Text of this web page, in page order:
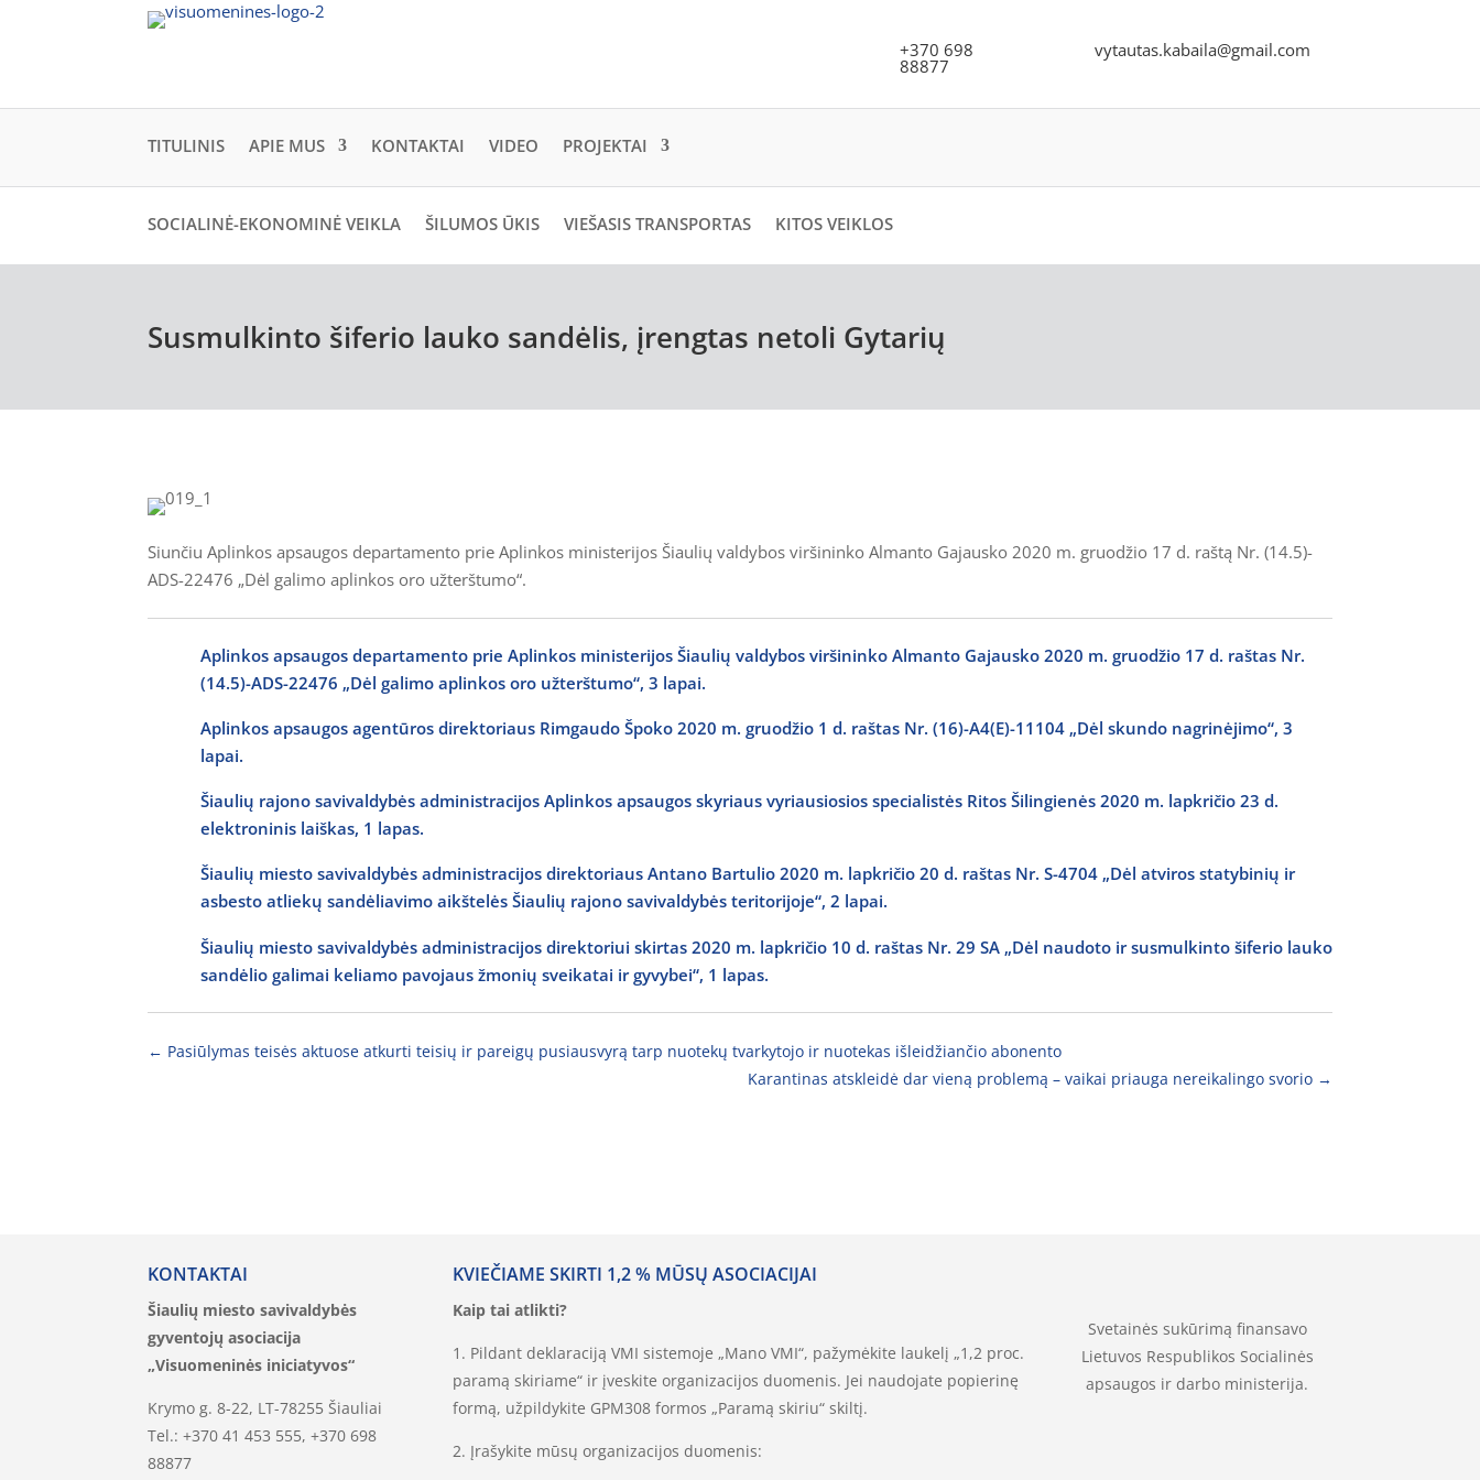
+370 698
88877
vytautas.kabaila@gmail.com
TITULINIS APIE MUS KONTAKTAI VIDEO PROJEKTAI
SOCIALINĖ-EKONOMINĖ VEIKLA ŠILUMOS ŪKIS VIEŠASIS TRANSPORTAS KITOS VEIKLOS
Susmulkinto šiferio lauko sandėlis, įrengtas netoli Gytarių
Siunčiu Aplinkos apsaugos departamento prie Aplinkos ministerijos Šiaulių valdybos viršininko Almanto Gajausko 2020 m. gruodžio 17 d. raštą Nr. (14.5)-
ADS-22476 „Dėl galimo aplinkos oro užterštumo“.
Aplinkos apsaugos departamento prie Aplinkos ministerijos Šiaulių valdybos viršininko Almanto Gajausko 2020 m. gruodžio 17 d. raštas Nr.
(14.5)-ADS-22476 „Dėl galimo aplinkos oro užterštumo“, 3 lapai.
Aplinkos apsaugos agentūros direktoriaus Rimgaudo Špoko 2020 m. gruodžio 1 d. raštas Nr. (16)-A4(E)-11104 „Dėl skundo nagrinėjimo“, 3
lapai.
Šiaulių rajono savivaldybės administracijos Aplinkos apsaugos skyriaus vyriausiosios specialistės Ritos Šilingienės 2020 m. lapkričio 23 d.
elektroninis laiškas, 1 lapas.
Šiaulių miesto savivaldybės administracijos direktoriaus Antano Bartulio 2020 m. lapkričio 20 d. raštas Nr. S-4704 „Dėl atviros statybinių ir
asbesto atliekų sandėliavimo aikštelės Šiaulių rajono savivaldybės teritorijoje“, 2 lapai.
Šiaulių miesto savivaldybės administracijos direktoriui skirtas 2020 m. lapkričio 10 d. raštas Nr. 29 SA „Dėl naudoto ir susmulkinto šiferio lauko
sandėlio galimai keliamo pavojaus žmonių sveikatai ir gyvybei“, 1 lapas.
← Pasiūlymas teisės aktuose atkurti teisių ir pareigų pusiausvyrą tarp nuotekų tvarkytojo ir nuotekas išleidžiančio abonento
Karantinas atskleidė dar vieną problemą – vaikai priauga nereikalingo svorio→
KONTAKTAI
Šiaulių miesto savivaldybės
gyventojų asociacija
„Visuomeninės iniciatyvos“
Krymo g. 8-22, LT-78255 Šiauliai
Tel.: +370 41 453 555, +370 698
88877
KVIEČIAME SKIRTI 1,2 % MŪSŲ ASOCIACIJAI
Kaip tai atlikti?
1. Pildant deklaraciją VMI sistemoje „Mano VMI“, pažymėkite laukelį „1,2 proc.
paramą skiriame“ ir įveskite organizacijos duomenis. Jei naudojate popierinę
formą, užpildykite GPM308 formos „Paramą skiriu“ skiltį.
2. Įrašykite mūsų organizacijos duomenis:
Svetainės sukūrimą finansavo
Lietuvos Respublikos Socialinės
apsaugos ir darbo ministerija.